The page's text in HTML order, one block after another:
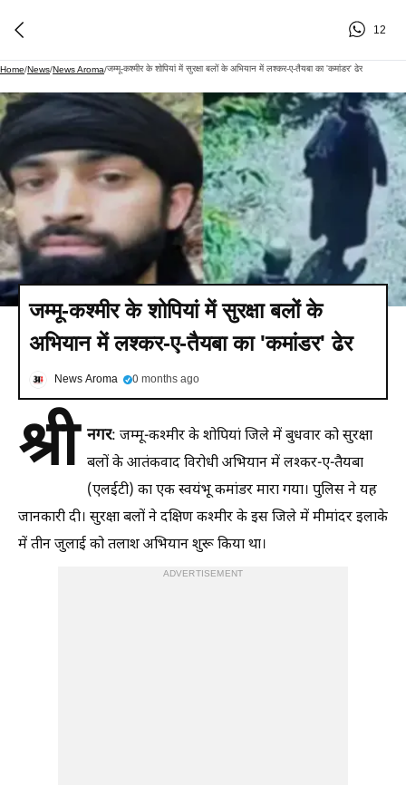
12
Home/News/News Aroma/जम्मू-कश्मीर के शोपियां में सुरक्षा बलों के अभियान में लश्कर-ए-तैयबा का 'कमांडर' ढेर
जम्मू-कश्मीर के शोपियां में सुरक्षा बलों के
अभियान में लश्कर-ए-तैयबा का 'कमांडर' ढेर
News Aroma 0 months ago
श्री नगर: जम्मू-कश्मीर के शोपियां जिले में बुधवार को सुरक्षा
बलों के आतंकवाद विरोधी अभियान में लश्कर-ए-तैयबा
(एलईटी) का एक स्वयंभू कमांडर मारा गया। पुलिस ने यह
जानकारी दी। सुरक्षा बलों ने दक्षिण कश्मीर के इस जिले में मीमांदर इलाके
में तीन जुलाई को तलाश अभियान शुरू किया था।
ADVERTISEMENT